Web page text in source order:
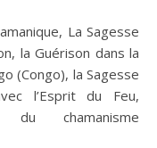
La Sagesse
la Guérison dans la
(Congo), la Sagesse
l’Esprit du Feu,
du chamanisme